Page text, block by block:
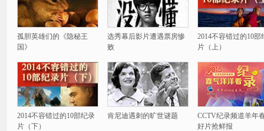
孤胆英雄们的《隐秘王
国》
选秀幕后影片遭遇票房惨
败
2014不容错过的10部
片（上）
2014不容错过的10部纪录
片（下）
肯尼迪遇刺的旷世谜题
CCTV纪录频道羊年
好片抢鲜报